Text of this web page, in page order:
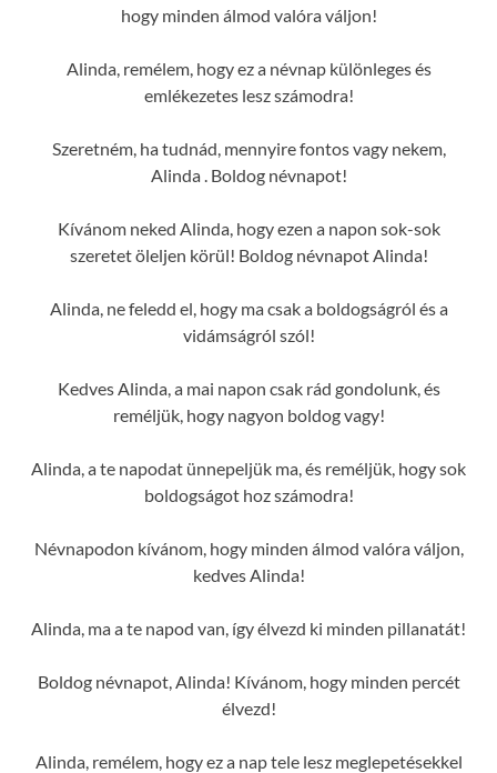
hogy minden álmod valóra váljon!
Alinda, remélem, hogy ez a névnap különleges és
emlékezetes lesz számodra!
Szeretném, ha tudnád, mennyire fontos vagy nekem,
Alinda . Boldog névnapot!
Kívánom neked Alinda, hogy ezen a napon sok-sok
szeretet öleljen körül! Boldog névnapot Alinda!
Alinda, ne feledd el, hogy ma csak a boldogságról és a
vidámságról szól!
Kedves Alinda, a mai napon csak rád gondolunk, és
reméljük, hogy nagyon boldog vagy!
Alinda, a te napodat ünnepeljük ma, és reméljük, hogy sok
boldogságot hoz számodra!
Névnapodon kívánom, hogy minden álmod valóra váljon,
kedves Alinda!
Alinda, ma a te napod van, így élvezd ki minden pillanatát!
Boldog névnapot, Alinda! Kívánom, hogy minden percét
élvezd!
Alinda, remélem, hogy ez a nap tele lesz meglepetésekkel